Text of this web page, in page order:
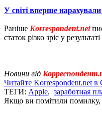
У світі вперше
Раніше Korrespondent.net
статок різко зріс у
Новини від
Читайте Korrespondent.net в
ТЕГИ: Apple, заработная
Якщо ви помітили помилку,